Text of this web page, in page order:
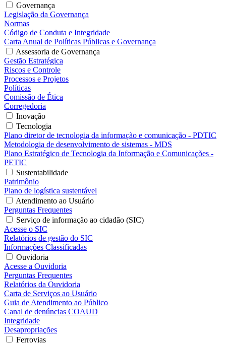
Governança
Legislação da Governança
Normas
Código de Conduta e Integridade
Carta Anual de Políticas Públicas e Governança
Assessoria de Governança
Gestão Estratégica
Riscos e Controle
Processos e Projetos
Políticas
Comissão de Ética
Corregedoria
Inovação
Tecnologia
Plano diretor de tecnologia da informação e comunicação - PDTIC
Metodologia de desenvolvimento de sistemas - MDS
Plano Estratégico de Tecnologia da Informação e Comunicações -
PETIC
Sustentabilidade
Patrimônio
Plano de logística sustentável
Atendimento ao Usuário
Perguntas Frequentes
Serviço de informação ao cidadão (SIC)
Acesse o SIC
Relatórios de gestão do SIC
Informações Classificadas
Ouvidoria
Acesse a Ouvidoria
Perguntas Frequentes
Relatórios da Ouvidoria
Carta de Serviços ao Usuário
Guia de Atendimento ao Público
Canal de denúncias COAUD
Integridade
Desapropriações
Ferrovias